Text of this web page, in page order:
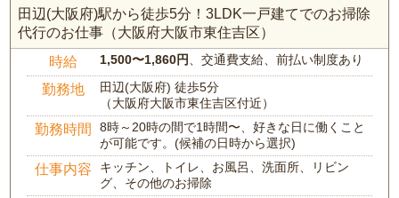
田辺(大阪府)駅から徒歩5分！3LDK一戸建てでのお掃除
代行のお仕事（大阪府大阪市東住吉区）
時給 1,500〜1,860円 、交通費支給、前払い制度あり
勤務地
田辺(大阪府) 徒歩5分
（大阪府大阪市東住吉区付近）
勤務時間
8時～20時の間で1時間〜、好きな日に働くこと
が可能です。(候補の日時から選択)
仕事内容
キッチン、トイレ、お風呂、洗面所、リビン
グ、その他のお掃除